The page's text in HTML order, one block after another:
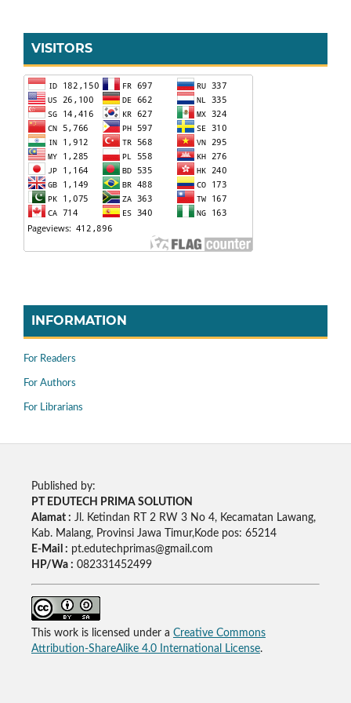
VISITORS
INFORMATION
For Readers
For Authors
For Librarians
Published by:
PT EDUTECH PRIMA SOLUTION
Alamat : Jl. Ketindan RT 2 RW 3 No 4, Kecamatan Lawang,
Kab. Malang, Provinsi Jawa Timur,Kode pos: 65214
E-Mail : pt.edutechprimas@gmail.com
HP/Wa : 082331452499
This work is licensed under a Creative Commons
Attribution-ShareAlike 4.0 International License.